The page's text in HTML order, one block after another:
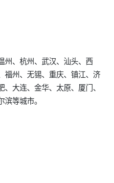
州、杭州、武汉、汕头、西
福州、无锡、重庆、镇江、济
大连、金华、太原、厦门、
等城市。